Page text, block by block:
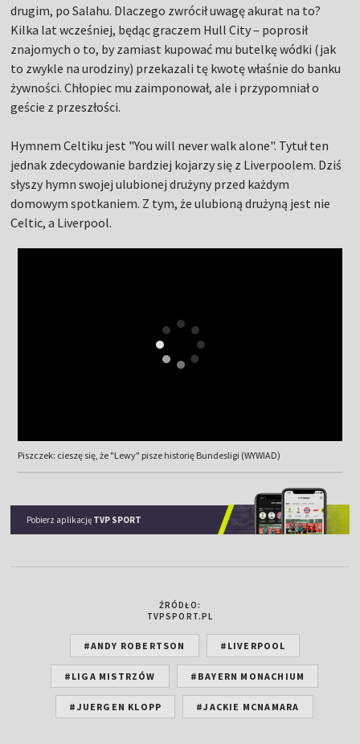
drugim, po Salahu. Dlaczego zwrócił uwagę akurat na to?
Kilka lat wcześniej, będąc graczem Hull City – poprosił
znajomych o to, by zamiast kupować mu butelkę wódki (jak
to zwykle na urodziny) przekazali tę kwotę właśnie do banku
żywności. Chłopiec mu zaimponował, ale i przypomniał o
geście z przeszłości.
Hymnem Celtiku jest "You will never walk alone". Tytuł ten
jednak zdecydowanie bardziej kojarzy się z Liverpoolem. Dziś
słyszy hymn swojej ulubionej drużyny przed każdym
domowym spotkaniem. Z tym, że ulubioną drużyną jest nie
Celtic, a Liverpool.
Piszczek: cieszę się, że "Lewy" pisze historię Bundesligi (WYWIAD)
Pobierz aplikację TVP SPORT
ŹRÓDŁO:
TVPSPORT.PL
#ANDY ROBERTSON #LIVERPOOL
#LIGA MISTRZÓW #BAYERN MONACHIUM
#JUERGEN KLOPP #JACKIE MCNAMARA